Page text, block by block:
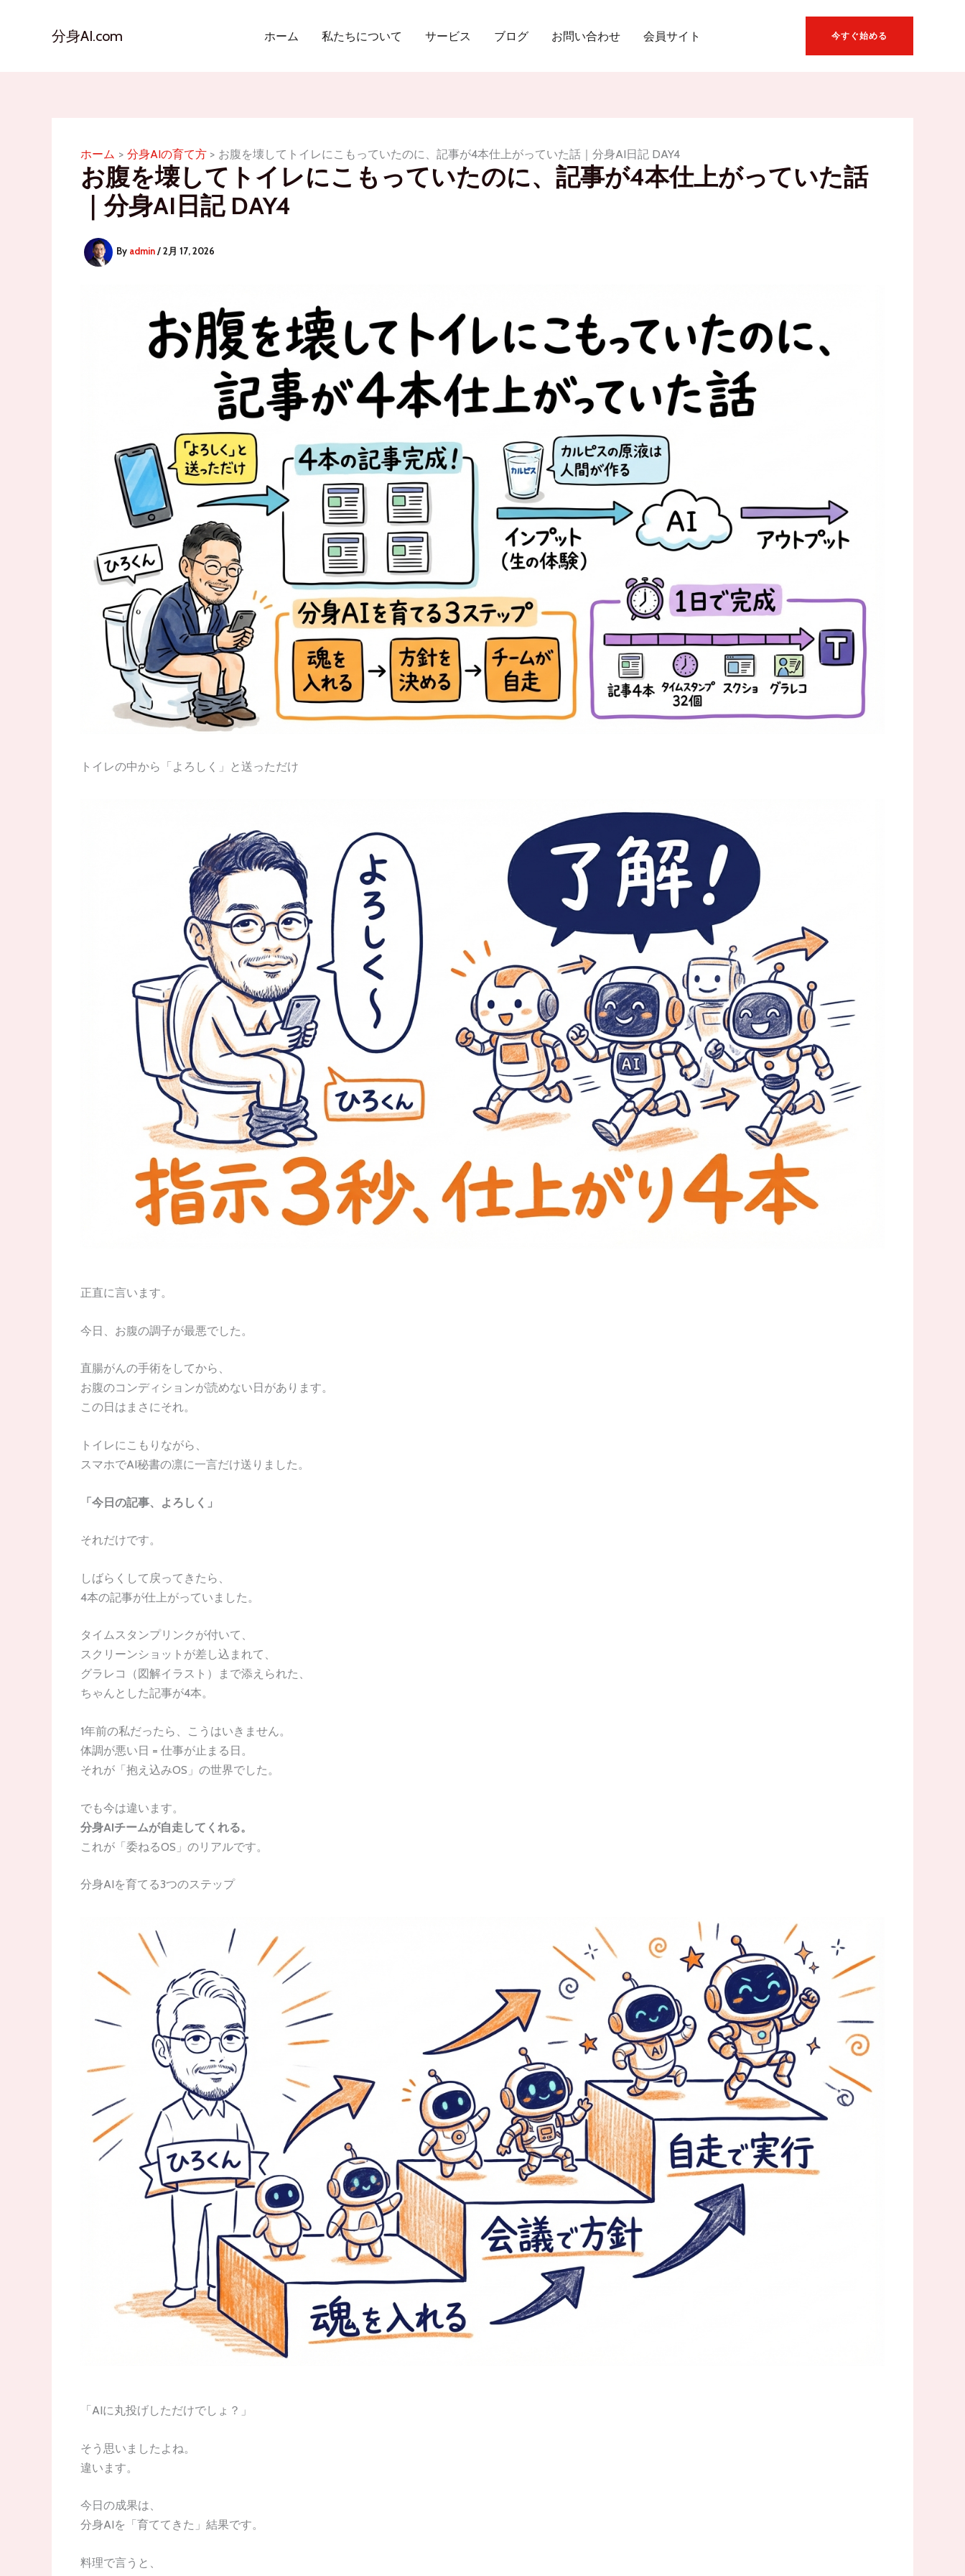
分身AI.com ホーム 私たちについて サービス ブログ お問い合わせ 会員サイト 今すぐ始める
ホーム 分身AIの育て方 お腹を壊してトイレにこもっていたのに、記事が4本仕上がっていた話｜分身AI日記 DAY4
お腹を壊してトイレにこもっていたのに、記事が4本仕上がっていた話
｜分身AI日記 DAY4
By admin/2月 17, 2026
トイレの中から「よろしく」と送っただけ
正直に言います。
今日、お腹の調子が最悪でした。
直腸がんの手術をしてから、
お腹のコンディションが読めない日があります。
この日はまさにそれ。
トイレにこもりながら、
スマホでAI秘書の凛に一言だけ送りました。
「今日の記事、よろしく」
それだけです。
しばらくして戻ってきたら、
4本の記事が仕上がっていました。
タイムスタンプリンクが付いて、
スクリーンショットが差し込まれて、
グラレコ（図解イラスト）まで添えられた、
ちゃんとした記事が4本。
1年前の私だったら、こうはいきません。
体調が悪い日 = 仕事が止まる日。
それが「抱え込みOS」の世界でした。
でも今は違います。
分身AIチームが自走してくれる。
これが「委ねるOS」のリアルです。
分身AIを育てる3つのステップ
「AIに丸投げしただけでしょ？」
そう思いましたよね。
違います。
今日の成果は、
分身AIを「育ててきた」結果です。
料理で言うと、